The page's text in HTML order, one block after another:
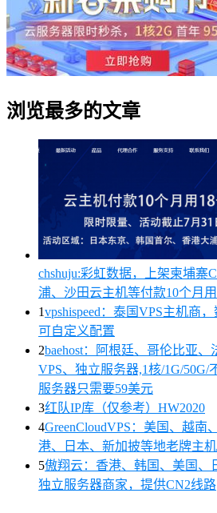
浏览最多的文章
chshuju:彩虹数据，上架柬埔寨
浦、沙田云主机等付款10个月
1vpshispeed：泰国VPS主机商
可自定义配置
2baehost：阿根廷、哥伦比亚
VPS、独立服务器,1核/1G/50G/
服务器只需要59美元
3红队IP库（仅参考）HW2020
4GreenCloudVPS：美国、越南
港、日本、新加披等地老牌主机
5傲翔云：香港、韩国、美国、
独立服务器商家，提供CN2线路